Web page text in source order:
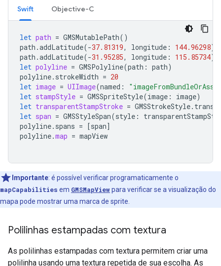
Swift Objective-C
let path = GMSMutablePath()
path .addLatitude(-37.81319, longitude : 144.96298)
path .addLatitude(-31.95285, longitude : 115.85734)
let polyline = GMSPolyline(path : path)
polyline. strokeWidth = 20
let image = UIImage(named :
let stampStyle = GMSSpriteStyle(image : image)
let transparentStampStroke = GMSStrokeStyle.
let span = GMSStyleSpan(style :
polyline. spans = [span]
polyline.map = mapView
Importante: é possível verificar programaticamente o
mapCapabilities em GMSMapViewpara verificar se a visualização do
mapa pode mostrar uma marca de sprite.
Polilinhas estampadas com textura
As polilinhas estampadas com textura permitem criar uma
polilinha usando uma textura repetida de sua escolha. As